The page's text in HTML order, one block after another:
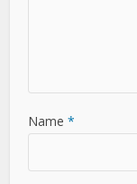
Name *